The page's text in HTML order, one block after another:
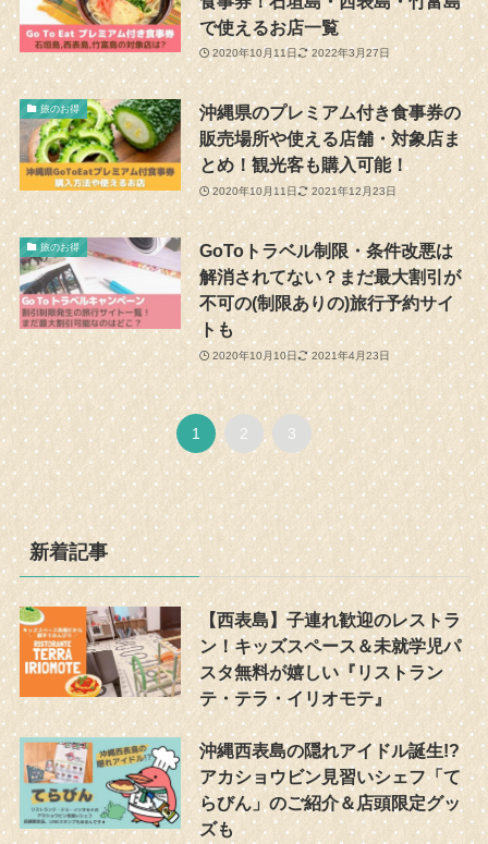
で使えるお店一覧
2020年10月11日 2022年3月27日
旅のお得
沖縄県のプレミアム付き食事券の
販売場所や使える店舗・対象店ま
とめ！観光客も購入可能！
2020年10月11日 2021年12月23日
旅のお得
GoToトラベル制限・条件改悪は
解消されてない？まだ最大割引が
不可の(制限ありの)旅行予約サイ
トも
2020年10月10日 2021年4月23日
1 2 3
新着記事
【西表島】子連れ歓迎のレストラ
ン！キッズスペース＆未就学児パ
スタ無料が嬉しい『リストラン
テ・テラ・イリオモテ』
沖縄西表島の隠れアイドル誕生!?
アカショウビン見習いシェフ「て
らびん」のご紹介＆店頭限定グッ
ズも